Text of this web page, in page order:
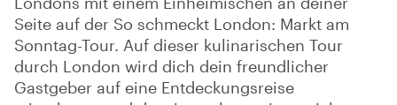
Seite auf der So schmeckt London: Markt am
Sonntag-Tour. Auf dieser kulinarischen Tour
durch London wird dich dein freundlicher
Gastgeber auf eine Entdeckungsreise